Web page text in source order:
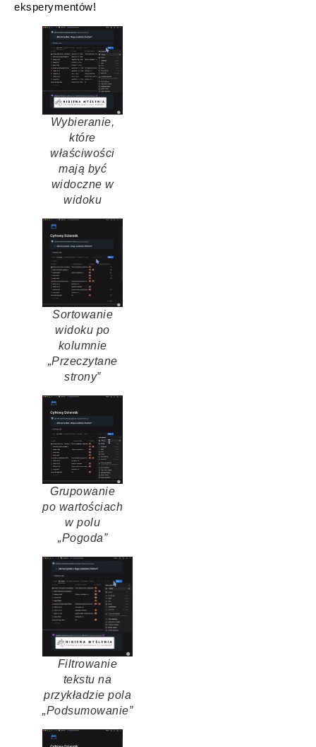
eksperymentów!
Wybieranie,
które
właściwości
mają być
widoczne w
widoku
Sortowanie
widoku po
kolumnie
„Przeczytane
strony”
Grupowanie
po wartościach
w polu
„Pogoda”
Filtrowanie
tekstu na
przykładzie pola
„Podsumowanie”